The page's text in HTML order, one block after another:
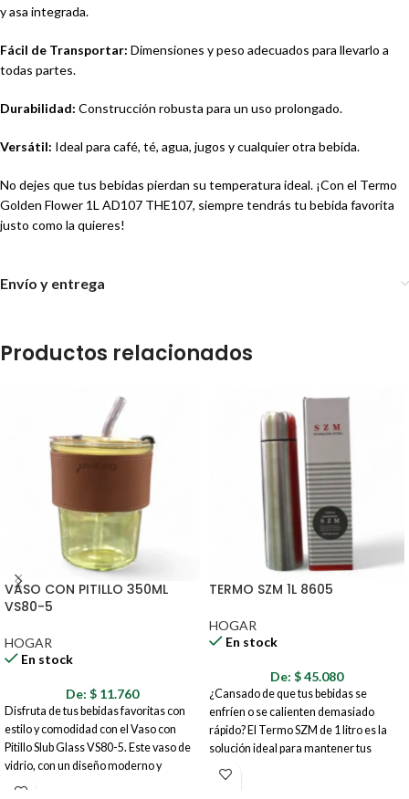
y asa integrada.
Fácil de Transportar: Dimensiones y peso adecuados para llevarlo a
todas partes.
Durabilidad: Construcción robusta para un uso prolongado.
Versátil: Ideal para café, té, agua, jugos y cualquier otra bebida.
No dejes que tus bebidas pierdan su temperatura ideal. ¡Con el Termo
Golden Flower 1L AD107 THE107, siempre tendrás tu bebida favorita
justo como la quieres!
Envío y entrega
Productos relacionados
VASO CON PITILLO 350ML
VS80-5
HOGAR
En stock
De: $ 11.760
Disfruta de tus bebidas favoritas con
estilo y comodidad con el Vaso con
Pitillo Slub Glass VS80-5. Este vaso de
vidrio, con un diseño moderno y
minimalista, es perfecto para el uso
TERMO SZM 1L 8605
HOGAR
En stock
De: $45.080
¿Cansado de que tus bebidas se
enfríen o se calienten demasiado
rápido? El Termo SZM de 1 litro es la
solución ideal para mantener tus
líquidos a la temperatura perfecta